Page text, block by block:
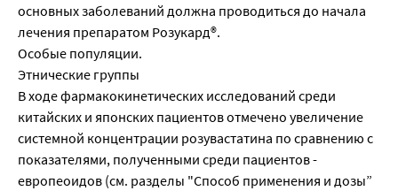
основных заболеваний должна проводиться до начала
лечения препаратом Розукард®.
Особые популяции.
Этнические группы
В ходе фармакокинетических исследований среди
китайских и японских пациентов отмечено увеличение
системной концентрации розувастатина по сравнению с
показателями, полученными среди пациентов -
европеоидов (см. разделы "Способ применения и дозы”